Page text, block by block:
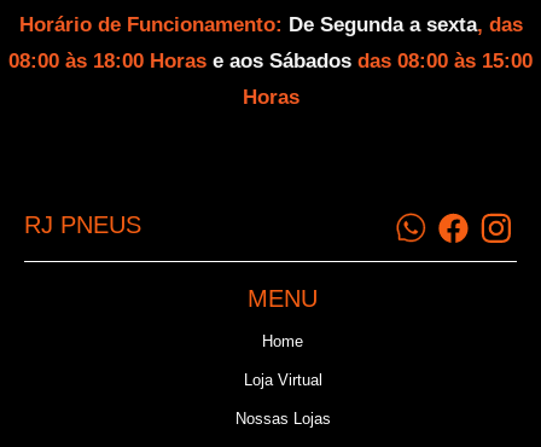
Horário de Funcionamento: De Segunda a sexta, das
08:00 às 18:00 Horas e aos Sábados das 08:00 às 15:00
Horas
RJ PNEUS
MENU
Home
Loja Virtual
Nossas Lojas